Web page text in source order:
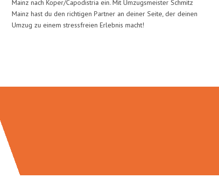
Mainz nach Koper/Capodistria ein. Mit Umzugsmeister Schmitz
Mainz hast du den richtigen Partner an deiner Seite, der deinen
Umzug zu einem stressfreien Erlebnis macht!